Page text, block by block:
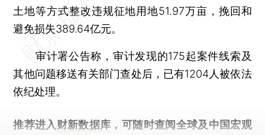
土地等方式整改违规征地用地51.97万亩，挽回和
避免损失389.64亿元。
审计署公告称，审计发现的175起案件线索及
其他问题移送有关部门查处后，已有1204人被依法
依纪处理。
推荐进入 财新数据库 ，可随时查阅全球及中国宏观